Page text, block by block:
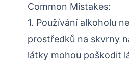
Common Mistakes:
1. Používání alkoholu
prostředků na skvrny
látky mohou poškodit